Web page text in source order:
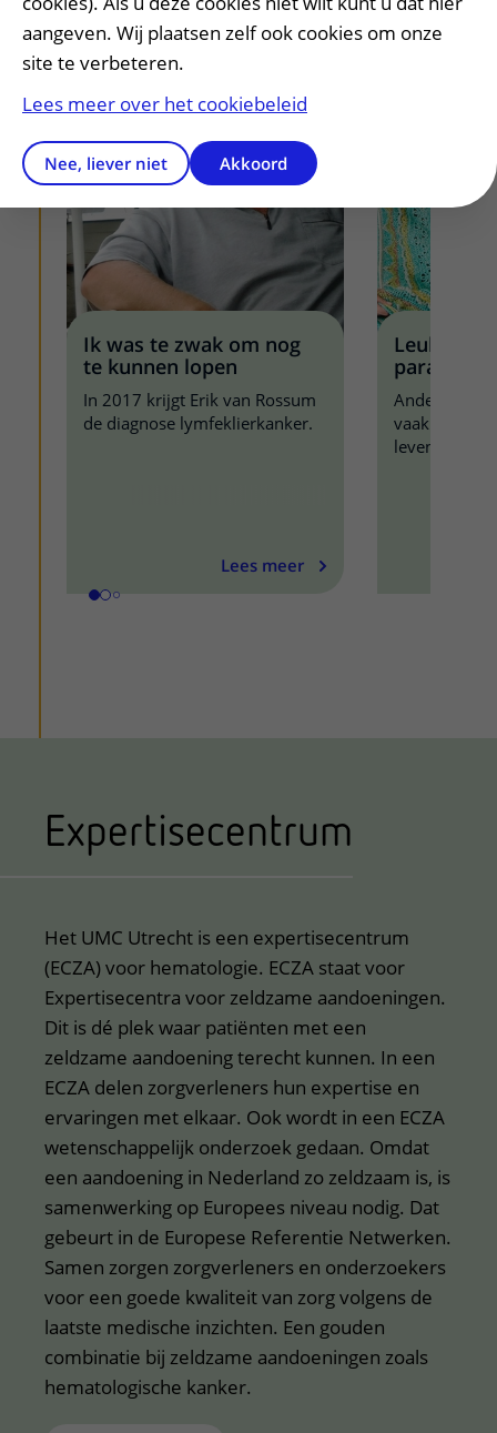
Ik was te zwak om nog
te kunnen lopen
In 2017 krijgt Erik van Rossum
de diagnose lymfeklierkanker.
Lees meer
Leukemie
paraat
Andere
vaak binnen
Expertisecentrum
Het UMC Utrecht is een expertisecentrum
(ECZA) voor hematologie. ECZA staat voor
Expertisecentra voor zeldzame aandoeningen.
Dit is dé plek waar patiënten met een
zeldzame aandoening terecht kunnen. In een
ECZA delen zorgverleners hun expertise en
ervaringen met elkaar. Ook wordt in een ECZA
wetenschappelijk onderzoek gedaan. Omdat
een aandoening in Nederland zo zeldzaam is, is
samenwerking op Europees niveau nodig. Dat
gebeurt in de Europese Referentie Netwerken.
Samen zorgen zorgverleners en onderzoekers
voor een goede kwaliteit van zorg volgens de
laatste medische inzichten. Een gouden
combinatie bij zeldzame aandoeningen zoals
hematologische kanker.
aangeven. Wij plaatsen zelf ook cookies om onze
site te verbeteren.
Lees meer over het cookiebeleid
Nee, liever niet Akkoord